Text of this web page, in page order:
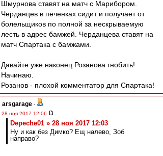
Шмурнова ставят на матч с Марибором.
Черданцев в печенках сидит и получает от
болельщиков по полной за нескрываемую
лесть в адрес бамжей. Черданцева ставят на
матч Спартака с бамжами.
Давайте уже наконец Розанова гнобить!
Начинаю.
Розанов - плохой комментатор для Спартака!
arsgarage -
28 ноя 2017 12:06
Depeche01 » 28 ноя 2017 12:03
Ну и как без Димко? Ещ налево, Зоб
направо?